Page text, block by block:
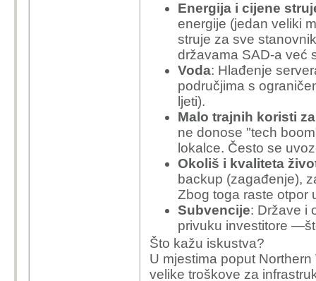
kakvu infrastrukturu,
2. "sto mislis koliko
Koliko točno (ili bar
3. "mnoge pratece
koje?
cca 200
može
svake
Da
Energija i cijene
energije (jedan veliki
struje za sve
državama SAD-a već
Voda: Hlađenje
područjima s
ljeti).
Malo trajnih koristi
ne donose "tech
lokalce. Često se
Okoliš i kvaliteta
backup (zagađenje),
Zbog toga raste otpor
Subvencije: Države i
privuku investitore
Što kažu iskustva?
U mjestima poput
velike troškove za